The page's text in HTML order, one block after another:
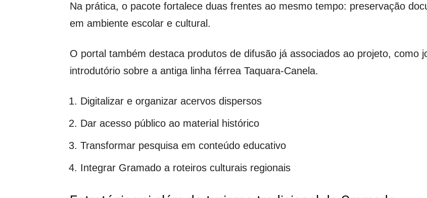
Na prática, o pacote fortalece duas frentes ao mesmo tempo: preservação
em ambiente escolar e cultural.
O portal também destaca produtos de difusão já associados ao projeto, como
introdutório sobre a antiga linha férrea Taquara-Canela.
Digitalizar e organizar acervos dispersos
Dar acesso público ao material histórico
Transformar pesquisa em conteúdo educativo
Integrar Gramado a roteiros culturais regionais